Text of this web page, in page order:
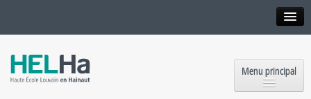
Menu principal